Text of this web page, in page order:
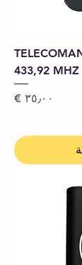
433,92 MHZ
السعر